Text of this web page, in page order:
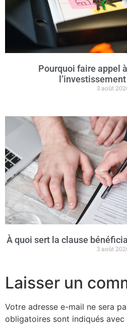
Pourquoi faire appel
3 août
À quoi sert la clause
3 août
Laisser un
Votre adresse e-mail ne sera
obligatoires sont indiqués avec